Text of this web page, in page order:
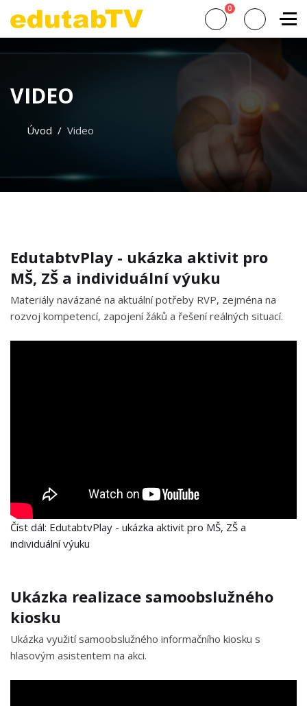
0
VIDEO
Úvod Video
EdutabtvPlay - ukázka aktivit pro
MŠ, ZŠ a individuální výuku
Materiály navázané na aktuální potřeby RVP, zejména na
rozvoj kompetencí, zapojení žáků a řešení reálných situací.
Číst dál: EdutabtvPlay - ukázka aktivit pro MŠ, ZŠ a
individuální výuku
Ukázka realizace samoobslužného
kiosku
Ukázka využití samoobslužného informačního kiosku s
hlasovým asistentem na akci.